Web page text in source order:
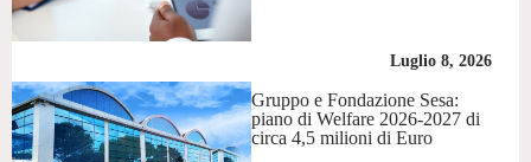
Luglio 8, 2026
Gruppo e Fondazione Sesa:
piano di Welfare 2026-2027 di
circa 4,5 milioni di Euro